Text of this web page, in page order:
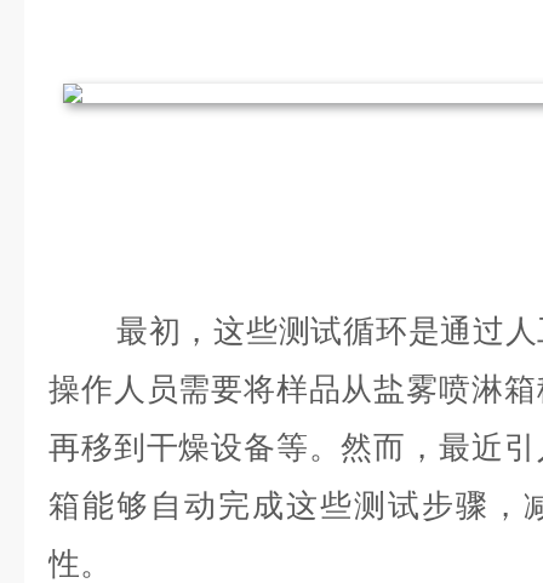
最初，这些测试循环是通过
操作人员需要将样品从盐雾喷淋
再移到干燥设备等。然而，最近
箱能够自动完成这些测试步骤，
性。